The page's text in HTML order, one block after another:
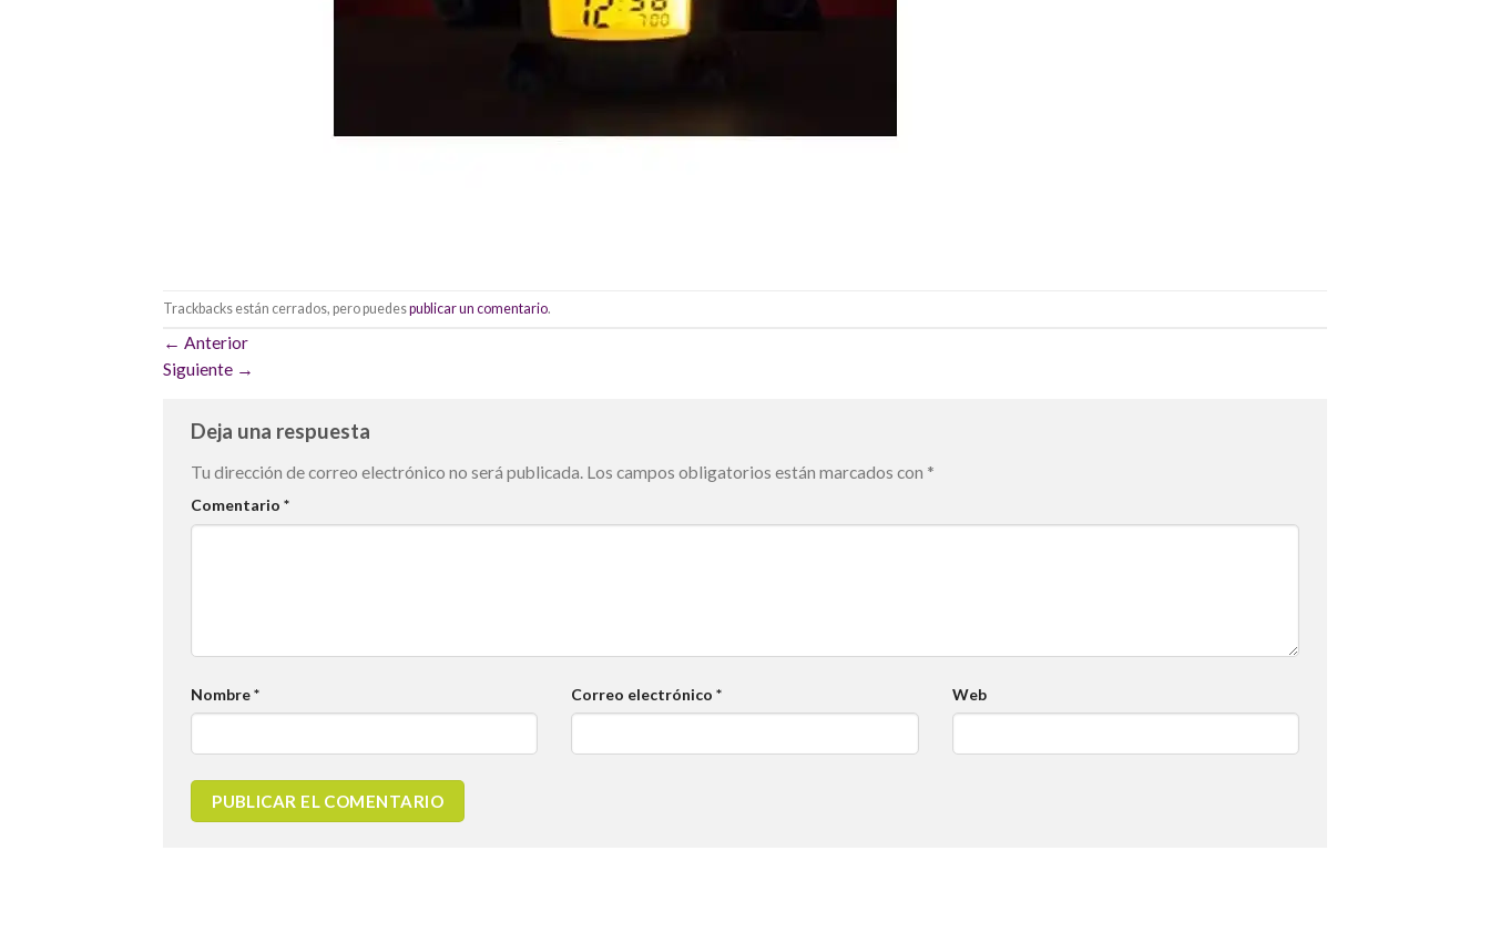
Trackbacks están cerrados, pero puedespublicar un comentario.
← Anterior
Siguiente →
Deja una respuesta
Tu dirección de correo electrónico no será publicada. Los campos obligatorios están marcados con *
Comentario *
Nombre* Correo electrónico* Web